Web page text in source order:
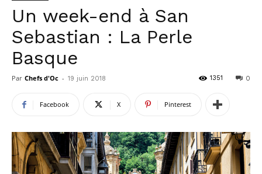
Un week-end à San
Sebastian : La Perle
Basque
Par Chefs d'Oc - 19 juin 2018 0
1351
Facebook X Pinterest